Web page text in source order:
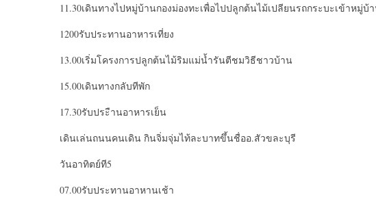
11.30เดินทางไปหมู่บ้านกองม่องทะเพื่อไปปลูกต้นไม้เปลียนรถกระบะเข้าหมู่บ้
1200รับประทานอาหารเที่ยง
13.00เริ่มโครงการปลูกต้นไม้ริมแม่น้ำรันตีชมวิธีชาวบ้าน
15.00เดินทางกลับทีพัก
17.30รับประืานอาหารเย็น
เดินเล่นถนนคนเดิน กินจิ่มจุ่มไท้ละบาทขึ้นชื่ออ.สัวขละบุรี
วันอาทิตย์ที5
07.00รับประทานอาหานเช้า